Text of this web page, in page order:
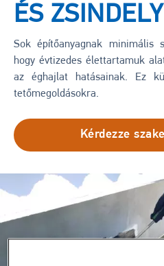
ÉS ZSINDELY
Sok építőanyagnak minimális
hogy évtizedes élettartamuk
az éghajlat hatásainak. Ez
tetőmegoldásokra.
Kérdezze